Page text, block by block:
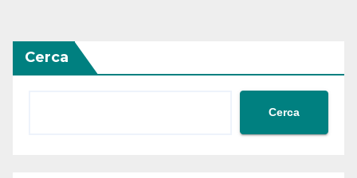
Cerca
Cerca